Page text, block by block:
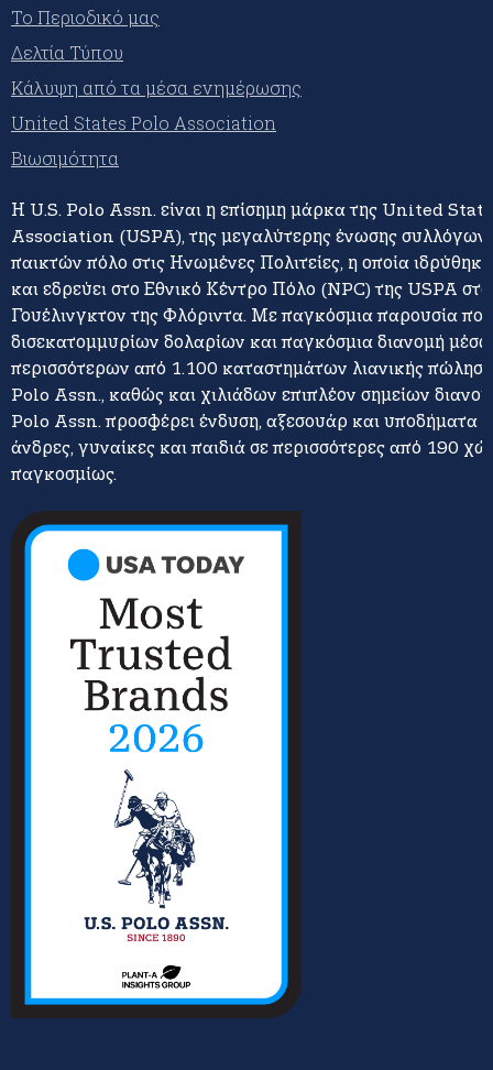
Το Περιοδικό μας
Δελτία Τύπου
Κάλυψη από τα μέσα ενημέρωσης
United States Polo Association
Βιωσιμότητα
Η U.S. Polo Assn. είναι η επίσημη μάρκα της United
Association (USPA), της μεγαλύτερης ένωσης συλλόγων
παικτών πόλο στις Ηνωμένες Πολιτείες, η οποία
και εδρεύει στο Εθνικό Κέντρο Πόλο (NPC) της USPA στο
Γουέλινγκτον της Φλόριντα. Με παγκόσμια παρουσία
δισεκατομμυρίων δολαρίων και παγκόσμια διανομή μέσω
περισσότερων από 1.100 καταστημάτων λιανικής
Polo Assn., καθώς και χιλιάδων επιπλέον σημείων
Polo Assn. προσφέρει ένδυση, αξεσουάρ και υποδήματα
άνδρες, γυναίκες και παιδιά σε περισσότερες από 190
παγκοσμίως.